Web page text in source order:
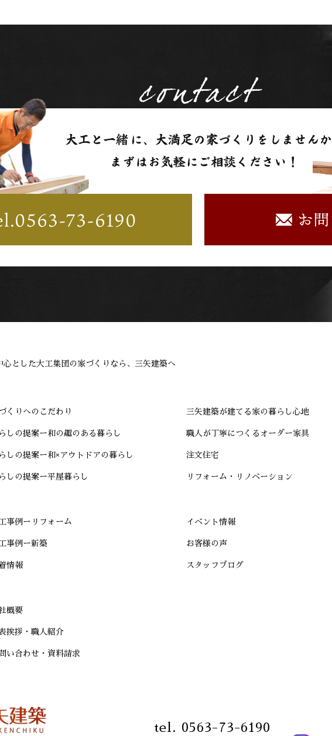
た大工集団の家づくりなら、三矢建築へ
くりへのこだわり 三矢建築が建てる家の暮らし心地
しの提案ー和の趣のある暮らし 職人が丁寧につくるオーダー家具
しの提案ー和×アウトドアの暮らし 注文住宅
しの提案ー平屋暮らし リフォーム・リノベーション
事例ーリフォーム イベント情報
事例ー新築 お客様の声
情報 スタッフブログ
概要
挨拶・職人紹介
い合わせ・資料請求
tel. 0563-73-6190